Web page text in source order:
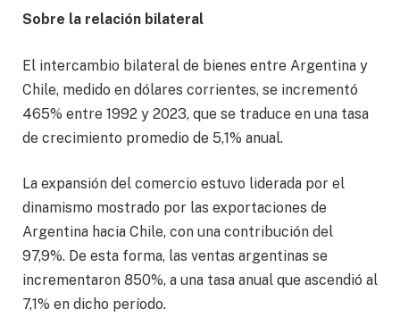
Sobre la relación bilateral
El intercambio bilateral de bienes entre Argentina y
Chile, medido en dólares corrientes, se incrementó
465% entre 1992 y 2023, que se traduce en una tasa
de crecimiento promedio de 5,1% anual.
La expansión del comercio estuvo liderada por el
dinamismo mostrado por las exportaciones de
Argentina hacia Chile, con una contribución del
97,9%. De esta forma, las ventas argentinas se
incrementaron 850%, a una tasa anual que ascendió al
7,1% en dicho período.